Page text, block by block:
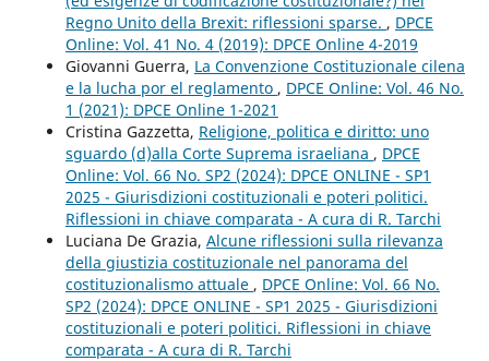
Regno Unito della Brexit: riflessioni sparse. , DPCE
Online: Vol. 41 No. 4 (2019): DPCE Online 4-2019
Giovanni Guerra, La Convenzione Costituzionale cilena
e la lucha por el reglamento , DPCE Online: Vol. 46 No.
1 (2021): DPCE Online 1-2021
Cristina Gazzetta, Religione, politica e diritto: uno
sguardo (d)alla Corte Suprema israeliana , DPCE
Online: Vol. 66 No. SP2 (2024): DPCE ONLINE - SP1
2025 - Giurisdizioni costituzionali e poteri politici.
Riflessioni in chiave comparata - A cura di R. Tarchi
Luciana De Grazia, Alcune riflessioni sulla rilevanza
della giustizia costituzionale nel panorama del
costituzionalismo attuale , DPCE Online: Vol. 66 No.
SP2 (2024): DPCE ONLINE - SP1 2025 - Giurisdizioni
costituzionali e poteri politici. Riflessioni in chiave
comparata - A cura di R. Tarchi